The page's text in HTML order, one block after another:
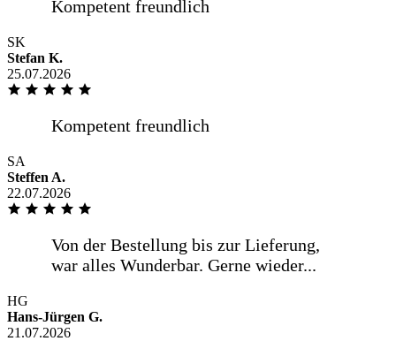
SK
Stefan K.
25.07.2026
SA
Steffen A.
22.07.2026
HG
Hans-Jürgen G.
21.07.2026
Lieferung